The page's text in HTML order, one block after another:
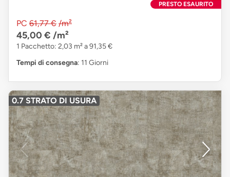
PRESTO ESAURITO
PC 61,77 € /m²
45,00 € /m²
1 Pacchetto: 2,03 m² a 91,35 €
Tempi di consegna: 11 Giorni
0.7 STRATO DI USURA